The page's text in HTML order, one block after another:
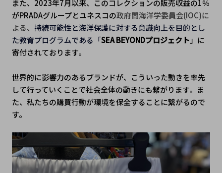
また、2023年7月以来、このコレクションの販売収益の1％
がPRADAグループとユネスコの政府間海洋学委員会(IOC)に
よる、 持続可能性と海洋保護に対する意識向上を目的とし
た教育プログラムである「SEA BEYONDプロジェクト 」に
寄付されております。
世界的に影響力のあるブランドが、こういった動きを率先
して行っていくことで社会全体の動きにも繋がります。ま
た、私たちの購買行動が環境を保全することに繋がるので
す。